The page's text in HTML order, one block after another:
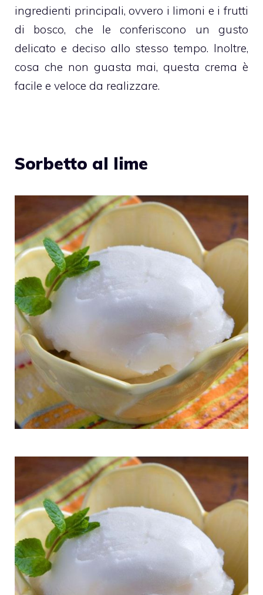
ingredienti principali, ovvero i limoni e ifrutti
di bosco, che le conferiscono un gusto
delicato e deciso allo stesso tempo. Inoltre,
cosa che non guasta mai, questacrema è
facile e veloce da realizzare.
Sorbetto al lime